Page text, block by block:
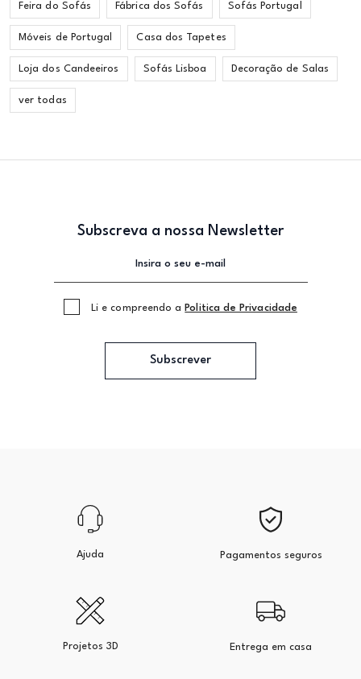
Feira do Sofás Fábrica dos Sofás Sofás Portugal
Móveis de Portugal Casa dos Tapetes
Loja dos Candeeiros Sofás Lisboa Decoração de Salas
ver todas
Subscreva a nossa Newsletter
Li e compreendo a Politica de Privacidade
Subscrever
Ajuda Pagamentos seguros
Projetos 3D Entrega em casa